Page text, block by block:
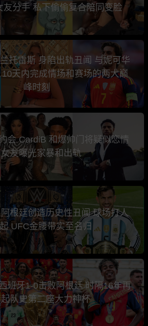
友分手 私下偷偷复合陪同变脸
托雷斯 身陷出轨丑闻 与妮可华
天内完成情场和赛场的两大巅
峰时刻
会 CardiB 和爆帅门将疑似恋情
友曝光家暴和出轨
根廷创造历史性丑闻 球场打人
UFC金腰带实至名归
班牙1-0击败阿根廷 时隔16年再
队史第二座大力神杯